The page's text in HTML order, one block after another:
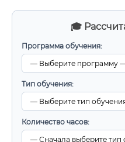
🎓
Программа обучения:
Тип обучения:
Количество часов: